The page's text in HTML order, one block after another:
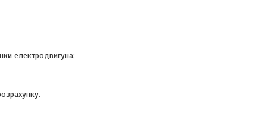
електродвигуна;